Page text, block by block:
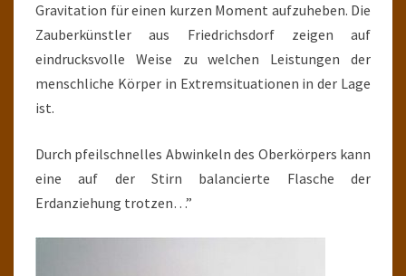
Gravitation für einen kurzen Moment aufzuheben. Die
Zauberkünstler aus Friedrichsdorf zeigen auf
eindrucksvolle Weise zu welchen Leistungen der
menschliche Körper in Extremsituationen in der Lage
ist.
Durch pfeilschnelles Abwinkeln des Oberkörpers kann
eine auf der Stirn balancierte Flasche der
Erdanziehung trotzen…”